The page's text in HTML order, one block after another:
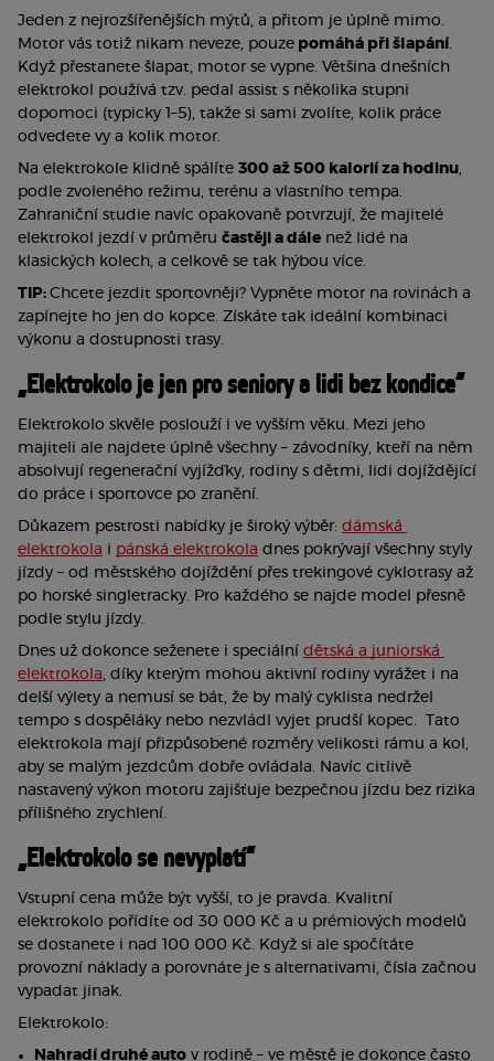
Jeden z nejrozšířenějších mýtů, a přitom je úplně mimo.
Motor vás totiž nikam neveze, pouze pomáhá při šlapání.
Když přestanete šlapat, motor se vypne. Většina dnešních
elektrokol používá tzv. pedal assist s několika stupni
dopomoci (typicky 1–5), takže si sami zvolíte, kolik práce
odvedete vy a kolik motor.
Na elektrokole klidně spálíte 300 až 500 kalorií za hodinu,
podle zvoleného režimu, terénu a vlastního tempa.
Zahraniční studie navíc opakovaně potvrzují, že majitelé
elektrokol jezdí v průměru častěji a dále než lidé na
klasických kolech, a celkově se tak hýbou více.
TIP: Chcete jezdit sportovněji? Vypněte motor na rovinách a
zapínejte ho jen do kopce. Získáte tak ideální kombinaci
výkonu a dostupnosti trasy.
„Elektrokolo je jen pro seniory a lidi bez kondice“
Elektrokolo skvěle poslouží i ve vyšším věku. Mezi jeho
majiteli ale najdete úplně všechny – závodníky, kteří na něm
absolvují regenerační vyjížďky, rodiny s dětmi, lidi dojíždějící
do práce i sportovce po zranění.
Důkazem pestrosti nabídky je široký výběr: dámská
elektrokola i pánská elektrokola dnes pokrývají všechny styly
jízdy – od městského dojíždění přes trekingové cyklotrasy až
po horské singletracky. Pro každého se najde model přesně
podle stylu jízdy.
Dnes už dokonce seženete i speciální dětská a juniorská
elektrokola, díky kterým mohou aktivní rodiny vyrážet i na
delší výlety a nemusí se bát, že by malý cyklista nedržel
tempo s dospěláky nebo nezvládl vyjet prudší kopec.  Tato
elektrokola mají přizpůsobené rozměry velikosti rámu a kol,
aby se malým jezdcům dobře ovládala. Navíc citlivě
nastavený výkon motoru zajišťuje bezpečnou jízdu bez rizika
přílišného zrychlení.
„Elektrokolo se nevyplatí“
Vstupní cena může být vyšší, to je pravda. Kvalitní
elektrokolo pořídíte od 30 000 Kč a u prémiových modelů
se dostanete i nad 100 000 Kč. Když si ale spočítáte
provozní náklady a porovnáte je s alternativami, čísla začnou
vypadat jinak.
Elektrokolo:
Nahradí druhé auto v rodině – ve městě je dokonce často